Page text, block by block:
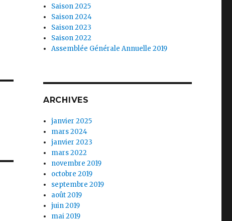
Saison 2025
Saison 2024
Saison 2023
Saison 2022
Assemblée Générale Annuelle 2019
ARCHIVES
janvier 2025
mars 2024
janvier 2023
mars 2022
novembre 2019
octobre 2019
septembre 2019
août 2019
juin 2019
mai 2019